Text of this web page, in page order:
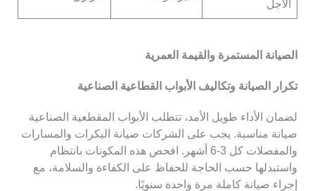
الأجل
الصيانة المستمرة والقيمة العمرية
تكرار الصيانة وتكاليف الأبواب القطاعية الصناعية
لضمان الأداء طويل الأمد، تتطلب الأبواب المقطعية الصناعية
صيانة مناسبة. يجب على الشركات صيانة البكرات والمسارات
والمفصلات كل 3-6 أشهر. افحص هذه المكونات بانتظام
واستبدلها حسب الحاجة للحفاظ على الكفاءة والسلامة، مع
إجراء صيانة كاملة مرة واحدة سنويًا.
日本語
简体中文
Français